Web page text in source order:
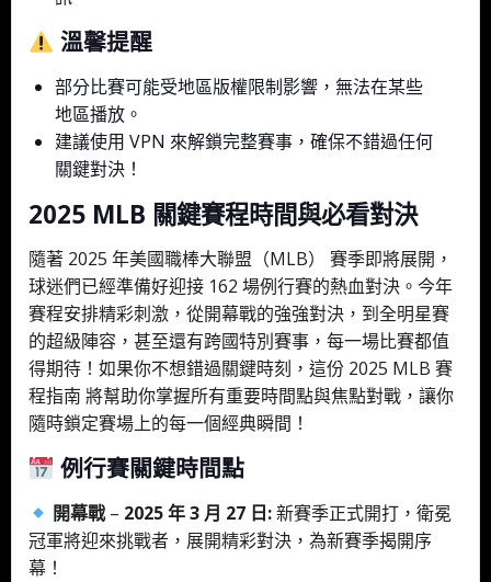
溫馨提醒
部分比賽可能受地區版權限制影響，無法在某些
地區播放。
建議使用 VPN 來解鎖完整賽事，確保不錯過任何
關鍵對決！
2025 MLB 關鍵賽程時間與必看對決
隨著 2025 年美國職棒大聯盟（MLB） 賽季即將展開，
球迷們已經準備好迎接 162 場例行賽的熱血對決。今年
賽程安排精彩刺激，從開幕戰的強強對決，到全明星賽
的超級陣容，甚至還有跨國特別賽事，每一場比賽都值
得期待！如果你不想錯過關鍵時刻，這份 2025 MLB 賽
程指南 將幫助你掌握所有重要時間點與焦點對戰，讓你
隨時鎖定賽場上的每一個經典瞬間！
例行賽關鍵時間點
開幕戰– 2025 年 3 月 27 日:新賽季正式開打，衛冕
冠軍將迎來挑戰者，展開精彩對決，為新賽季揭開序
幕！